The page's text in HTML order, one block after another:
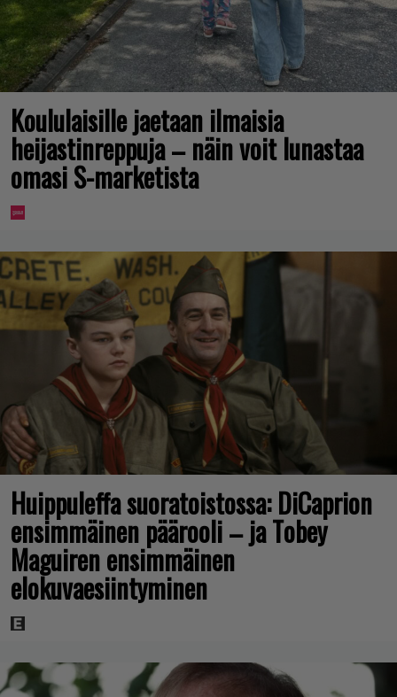
Koululaisille jaetaan ilmaisia
heijastinreppuja – näin voit lunastaa
omasi S-marketista
Huippuleffa suoratoistossa: DiCaprion
ensimmäinen päärooli – ja Tobey
Maguiren ensimmäinen
elokuvaesiintyminen